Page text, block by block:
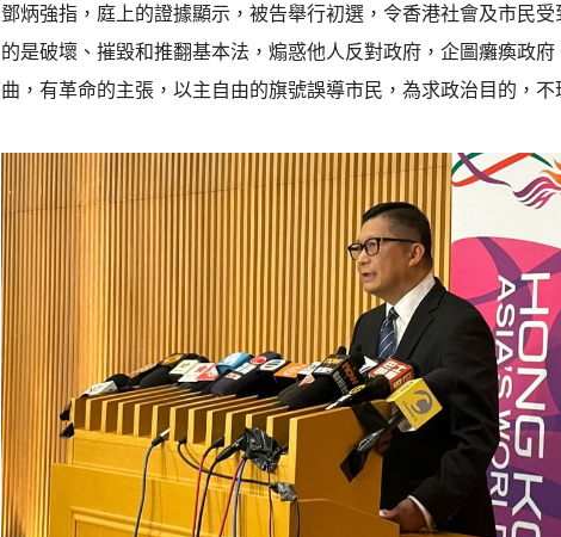
鄧炳強指，庭上的證據顯示，被告舉行初選，令香港社會及市民
的是破壞、摧毀和推翻基本法，煽惑他人反對政府，企圖癱瘓政
曲，有革命的主張，以主自由的旗號誤導市民，為求政治目的，不